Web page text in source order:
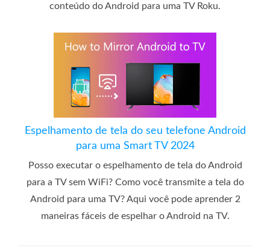
conteúdo do Android para uma TV Roku.
Espelhamento de tela do seu telefone Android
para uma Smart TV 2024
Posso executar o espelhamento de tela do Android
para a TV sem WiFi? Como você transmite a tela do
Android para uma TV? Aqui você pode aprender 2
maneiras fáceis de espelhar o Android na TV.